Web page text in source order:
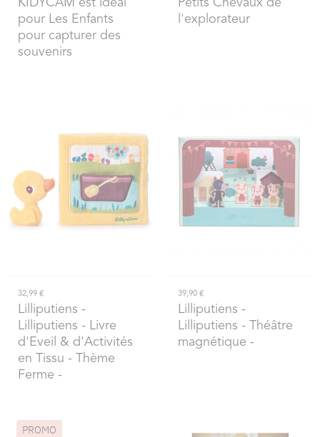
KIDYCAM est idéal
pour Les Enfants
pour capturer des
souvenirs
Petits Chevaux de
l'explorateur
32,99 €
Lilliputiens -
Lilliputiens - Livre
d'Eveil & d'Activités
en Tissu - Thème
Ferme -
39,90 €
Lilliputiens -
Lilliputiens - Théâtre
magnétique -
PROMO